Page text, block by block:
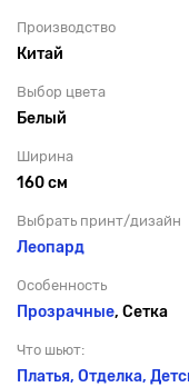
Производство
Китай
Выбор цвета
Белый
Ширина
160 см
Выбрать принт/дизайн
Леопард
Особенность
Прозрачные, Сетка
Что шьют:
Платья, Отделка,